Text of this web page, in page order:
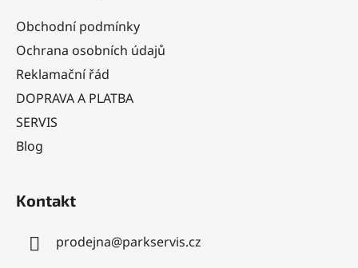
Obchodní podmínky
Ochrana osobních údajů
Reklamační řád
DOPRAVA A PLATBA
SERVIS
Blog
Kontakt
prodejna@parkservis.cz